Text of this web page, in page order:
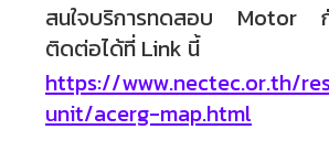
สนใจบริการทดสอบ Motor
ติดต่อได้ที่ Link นี้
https://www.nectec.or.th/
unit/acerg-map.html